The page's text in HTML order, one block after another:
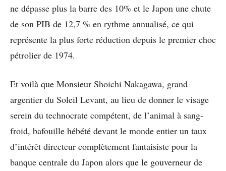
ne dépasse plus la barre des 10% et le Japon une chute
de son PIB de 12,7 % en rythme annualisé, ce qui
représente la plus forte réduction depuis le premier choc
pétrolier de 1974.
Et voilà que Monsieur Shoichi Nakagawa, grand
argentier du Soleil Levant, au lieu de donner le visage
serein du technocrate compétent, de l’animal à sang-
froid, bafouille hébété devant le monde entier un taux
d’intérêt directeur complètement fantaisiste pour la
banque centrale du Japon alors que le gouverneur de